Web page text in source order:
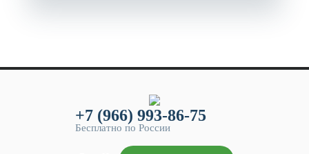
+7 (966) 993-86-75
Бесплатно по России